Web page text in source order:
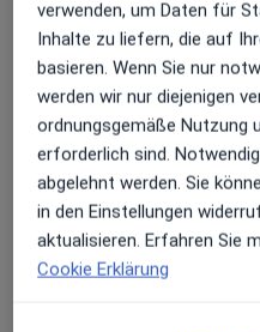
Behandlung benötigen
unsere Internetseite
können Sie ebenfalls
buchen. Außerdem sind
Videoberatungen
Ihnen Ihre Sehkraft
Lebensqualität wieder zu
Meine
verwenden, um Daten für
Inhalte zu liefern, die auf
basieren. Wenn Sie nur
werden wir nur diejenigen
ordnungsgemäße Nutzung
erforderlich sind.
abgelehnt werden. Sie
in den Einstellungen
aktualisieren. Erfahren Sie
Cookie Erklärung